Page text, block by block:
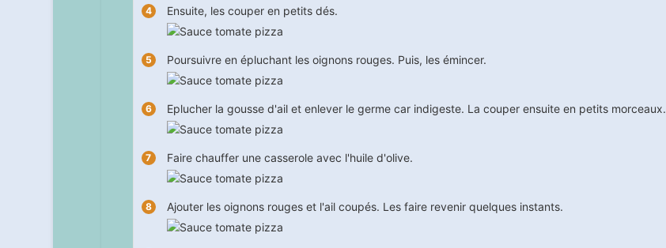
Ensuite, les couper en petits dés.
Poursuivre en épluchant les oignons rouges. Puis, les émincer.
Eplucher la gousse d'ail et enlever le germe car indigeste. La couper ensuite en petits morceaux.
Faire chauffer une casserole avec l'huile d'olive.
Ajouter les oignons rouges et l'ail coupés. Les faire revenir quelques instants.